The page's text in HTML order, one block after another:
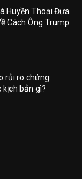
Huyền Thoại Đưa
Cách Ông Trump
rủi ro chứng
bản gì?